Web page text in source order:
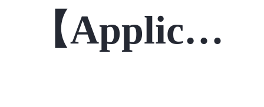
几何网格
nd<T>）, 封装
【Applicati